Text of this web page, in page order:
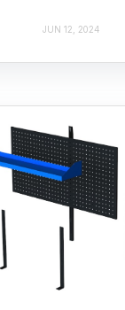
JUN 12, 2024